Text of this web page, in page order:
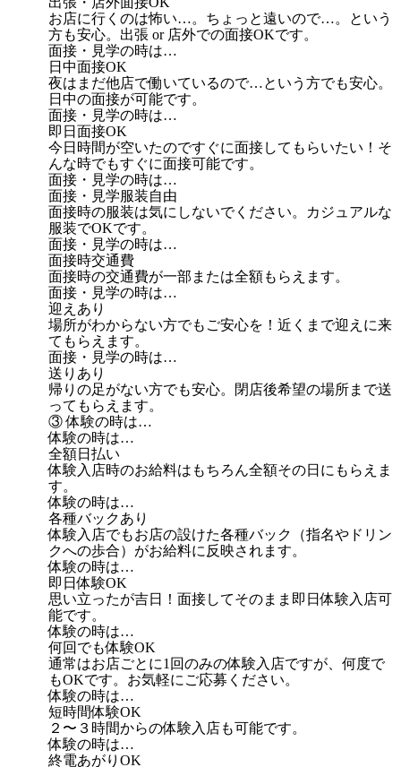
お店に行くのは怖い…。ちょっと遠いので…。という
方も安心。出張 or 店外での面接OKです。
面接・見学の時は…
日中面接OK
夜はまだ他店で働いているので…という方でも安心。
日中の面接が可能です。
面接・見学の時は…
即日面接OK
今日時間が空いたのですぐに面接してもらいたい！そ
んな時でもすぐに面接可能です。
面接・見学の時は…
面接・見学服装自由
面接時の服装は気にしないでください。カジュアルな
服装でOKです。
面接・見学の時は…
面接時交通費
面接時の交通費が一部または全額もらえます。
面接・見学の時は…
迎えあり
場所がわからない方でもご安心を！近くまで迎えに来
てもらえます。
面接・見学の時は…
送りあり
帰りの足がない方でも安心。閉店後希望の場所まで送
ってもらえます。
③ 体験の時は…
体験の時は…
全額日払い
体験入店時のお給料はもちろん全額その日にもらえま
す。
体験の時は…
各種バックあり
体験入店でもお店の設けた各種バック（指名やドリン
クへの歩合）がお給料に反映されます。
体験の時は…
即日体験OK
思い立ったが吉日！面接してそのまま即日体験入店可
能です。
体験の時は…
何回でも体験OK
通常はお店ごとに1回のみの体験入店ですが、何度で
もOKです。お気軽にご応募ください。
体験の時は…
短時間体験OK
２〜３時間からの体験入店も可能です。
体験の時は…
終電あがりOK